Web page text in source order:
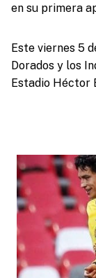
en su primera
Este viernes 5
Dorados y los
Estadio Héctor